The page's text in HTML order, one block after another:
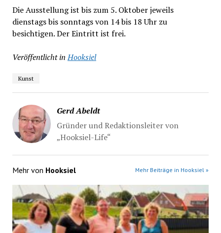
Die Ausstellung ist bis zum 5. Oktober jeweils
dienstags bis sonntags von 14 bis 18 Uhr zu
besichtigen. Der Eintritt ist frei.
Veröffentlicht in Hooksiel
Kunst
Gerd Abeldt
Gründer und Redaktionsleiter von
„Hooksiel-Life“
Mehr von Hooksiel Mehr Beiträge in Hooksiel »